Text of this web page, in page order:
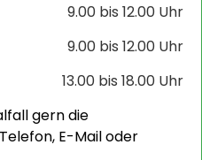
9.00 bis 12.00 Uhr
9.00 bis 12.00 Uhr
13.00 bis 18.00 Uhr
gern die
E-Mail oder